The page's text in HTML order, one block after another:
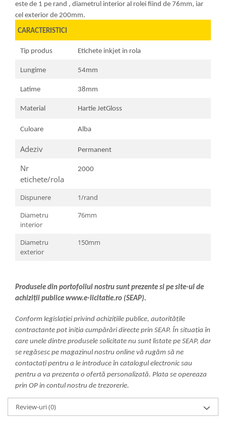
este de 1 pe rand , diametrul interior al rolei fiind de 76mm, iar
cel exterior de 200mm.
CARACTERISTICI
Tip produs Etichete inkjet in rola
Lungime 54mm
Latime 38mm
Material Hartie JetGloss
Culoare Alba
Adeziv Permanent
Nr
etichete/rola
2000
Dispunere
1/rand
Diametru
interior
76mm
Diametru
exterior
150mm
Produsele din portofoliul nostru sunt prezente si pe site-ul de
achiziții publice www.e-licitatie.ro (SEAP).
Conform legislației privind achizițiile publice, autoritățile
contractante pot iniția cumpărări directe prin SEAP. În situația în
care unele dintre produsele solicitate nu sunt listate pe SEAP, dar
se regăsesc pe magazinul nostru online vă rugăm să ne
contactați pentru a le introduce în catalogul electronic sau
pentru a va prezenta o ofertă personalizată. Plata se opereaza
prin OP in contul nostru de trezorerie.
Review-uri(0)